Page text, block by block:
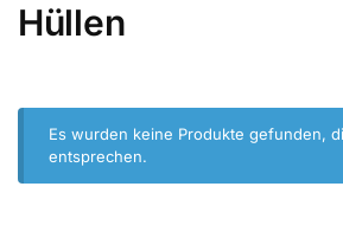
Hüllen
Es wurden keine Produkte gefunden,
entsprechen.